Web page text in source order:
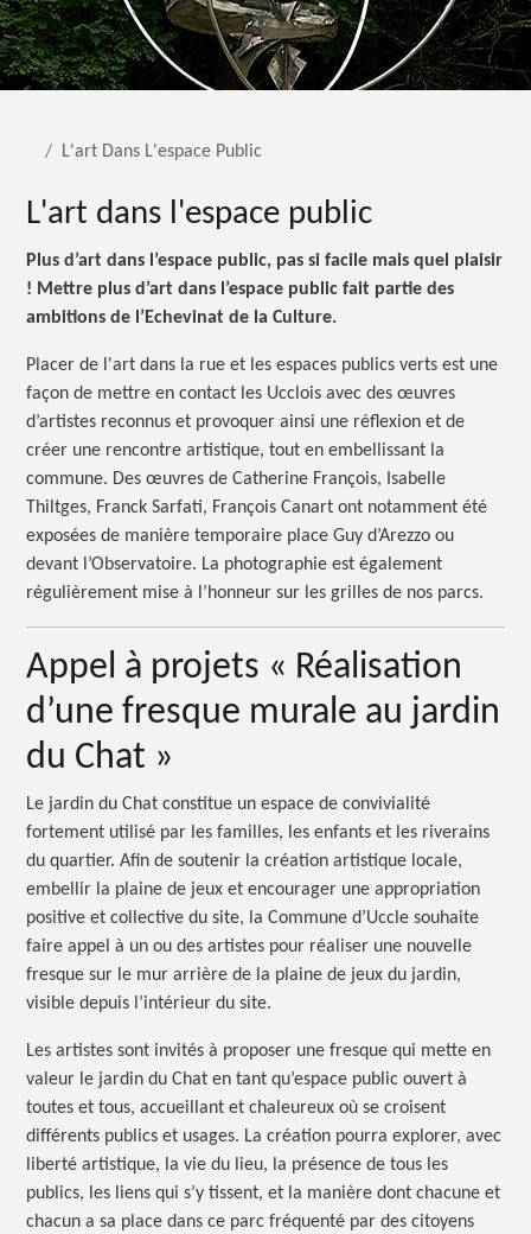
L'art Dans L'espace Public
L'art dans l'espace public
Plus d’art dans l’espace public, pas si facile mais quel plaisir
! Mettre plus d’art dans l’espace public fait partie des
ambitions de l’Echevinat de la Culture.
Placer de l'art dans la rue et les espaces publics verts est une
façon de mettre en contact les Ucclois avec des œuvres
d’artistes reconnus et provoquer ainsi une réflexion et de
créer une rencontre artistique, tout en embellissant la
commune. Des œuvres de Catherine François, Isabelle
Thiltges, Franck Sarfati, François Canart ont notamment été
exposées de manière temporaire place Guy d’Arezzo ou
devant l’Observatoire. La photographie est également
régulièrement mise à l’honneur sur les grilles de nos parcs.
Appel à projets « Réalisation
d’une fresque murale au jardin
du Chat »
Le jardin du Chat constitue un espace de convivialité
fortement utilisé par les familles, les enfants et les riverains
du quartier. Afin de soutenir la création artistique locale,
embellir la plaine de jeux et encourager une appropriation
positive et collective du site, la Commune d’Uccle souhaite
faire appel à un ou des artistes pour réaliser une nouvelle
fresque sur le mur arrière de la plaine de jeux du jardin,
visible depuis l’intérieur du site.
Les artistes sont invités à proposer une fresque qui mette en
valeur le jardin du Chat en tant qu’espace public ouvert à
toutes et tous, accueillant et chaleureux où se croisent
différents publics et usages. La création pourra explorer, avec
liberté artistique, la vie du lieu, la présence de tous les
publics, les liens qui s’y tissent, et la manière dont chacune et
chacun a sa place dans ce parc fréquenté par des citoyens